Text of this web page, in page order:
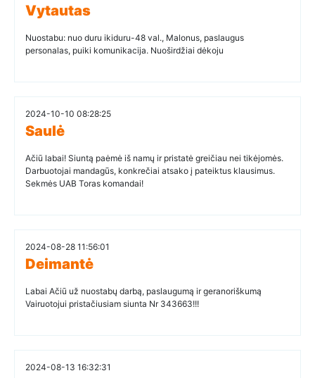
Vytautas
Nuostabu: nuo duru ikiduru-48 val., Malonus, paslaugus
personalas, puiki komunikacija. Nuoširdžiai dėkoju
2024-10-10 08:28:25
Saulė
Ačiū labai! Siuntą paėmė iš namų ir pristatė greičiau nei tikėjomės.
Darbuotojai mandagūs, konkrečiai atsako į pateiktus klausimus.
Sekmės UAB Toras komandai!
2024-08-28 11:56:01
Deimantė
Labai Ačiū už nuostabų darbą, paslaugumą ir geranoriškumą
Vairuotojui pristačiusiam siunta Nr 343663!!!
2024-08-13 16:32:31